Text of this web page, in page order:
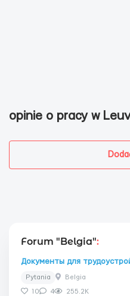
opinie o pracy w
Forum "Belgia":
Документы для
Pytania Belgia
10 4 255.2K